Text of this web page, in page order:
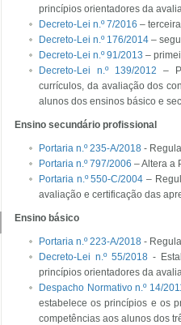
princípios orientadores da
Decreto-Lei n.º 7/2016 –
Decreto-Lei n.º 176/2014 –
Decreto-Lei n.º 91/2013 –
Decreto-Lei n.º 139/2012 –
currículos, da avaliação dos
alunos dos ensinos básico e
Ensino secundário profissional
Portaria n.º 235-A/2018 -
Portaria n.º 797/2006 – Altera a
Portaria n.º 550-C/2004–
avaliação e certificação das
Ensino básico
Portaria n.º 223-A/2018 -
Decreto-Lei n.º 55/2018 -
princípios orientadores da
Despacho Normativo n.º 14/
estabelece os princípios e os
competências aos alunos dos